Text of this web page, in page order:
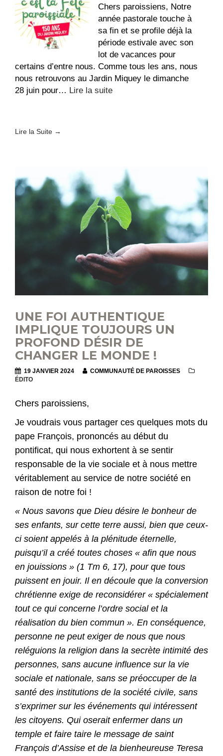
de
France
–
Fin
de
vie
Chers paroissiens, Notre
année pastorale touche à
sa fin et se profile déjà la
période estivale avec son
lot de vacances pour
certains d’entre nous. Comme tous les ans, nous
nous retrouvons au Jardin Miquey le dimanche
28 juin pour… Lire la suite:
Lire la Suite →
UNE FOI AUTHENTIQUE
IMPLIQUE TOUJOURS UN
PROFOND DÉSIR DE
CHANGER LE MONDE !
19 JANVIER 2024
COMMUNAUTÉ DE PAROISSES
ÉDITO
Chers paroissiens,
Je voudrais vous partager ces quelques mots du
pape François, prononcés au début du
pontificat, qui nous exhortent à se sentir
responsable de la vie sociale et à nous mettre
véritablement au service de notre société en
raison de notre foi !
« Nous savons que Dieu désire le bonheur de
ses enfants, sur cette terre aussi, bien que ceux-
ci soient appelés à la plénitude éternelle,
puisqu’il a créé toutes choses « afin que nous
en jouissions » (1 Tm 6, 17), pour que tous
puissent en jouir. Il en découle que la conversion
chrétienne exige de reconsidérer « spécialement
tout ce qui concerne l’ordre social et la
réalisation du bien commun ». En conséquence,
personne ne peut exiger de nous que nous
reléguions la religion dans la secrète intimité des
personnes, sans aucune influence sur la vie
sociale et nationale, sans se préoccuper de la
santé des institutions de la société civile, sans
s’exprimer sur les événements qui intéressent
les citoyens. Qui oserait enfermer dans un
temple et faire taire le message de saint
François d’Assise et de la bienheureuse Teresa